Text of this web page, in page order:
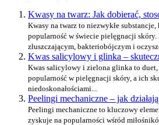
Kwasy na twarz: Jak dobierać,
Kwasy na twarz to niezwykłe
popularność w świecie pielęgnacji
złuszczającym, bakteriobójczym i
Kwas salicylowy i glinka –
Kwas salicylowy i zielona glinka to
popularność w pielęgnacji skóry, a ich
niedoskonałościami...
Peelingi mechaniczne – jak
Peelingi mechaniczne to kluczowy
zyskuje na popularności wśród